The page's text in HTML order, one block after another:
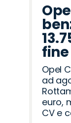
Opel
ad
euro,
CV e